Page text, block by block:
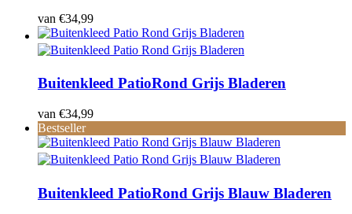
van €34,99
Buitenkleed PatioRond Grijs Bladeren
van €34,99
Bestseller
Buitenkleed PatioRond Grijs Blauw Bladeren